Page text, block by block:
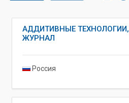
АДДИТИВНЫЕ ТЕХНОЛОГИИ,
ЖУРНАЛ
Россия